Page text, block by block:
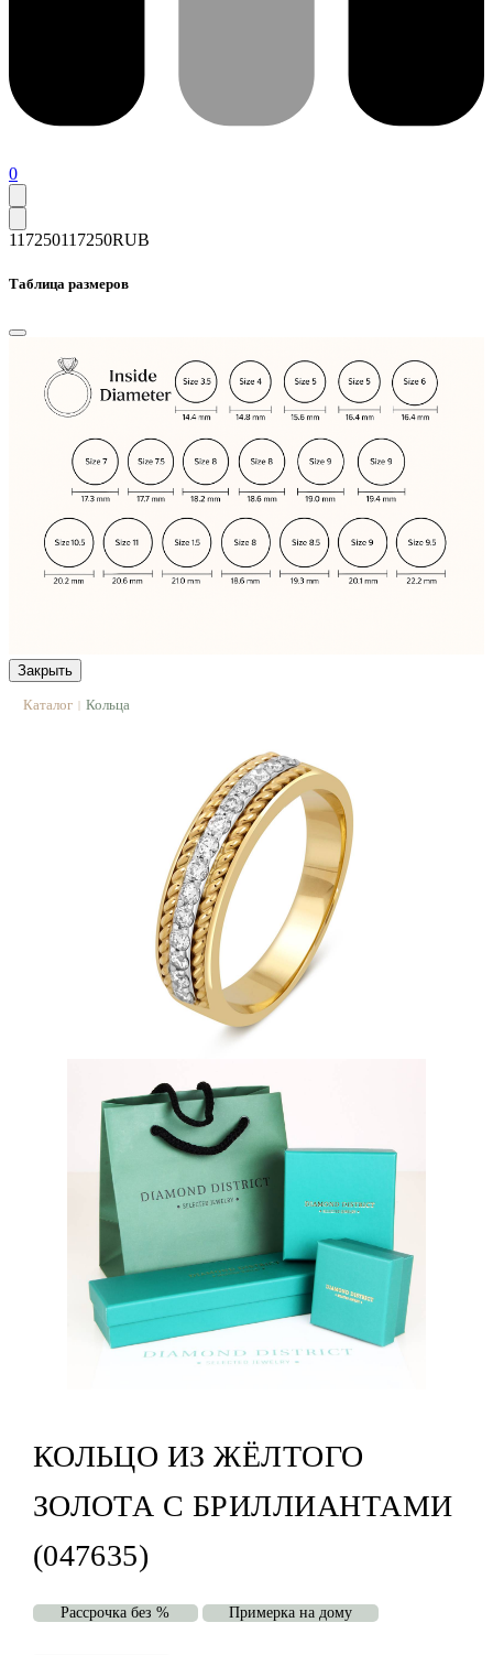
0
117250117250RUB
Таблица размеров
Закрыть
Каталог | Кольца
КОЛЬЦО ИЗ ЖЁЛТОГО
ЗОЛОТА С БРИЛЛИАНТАМИ
(047635)
Рассрочка без % Примерка на дому